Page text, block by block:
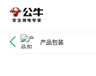
产品包装